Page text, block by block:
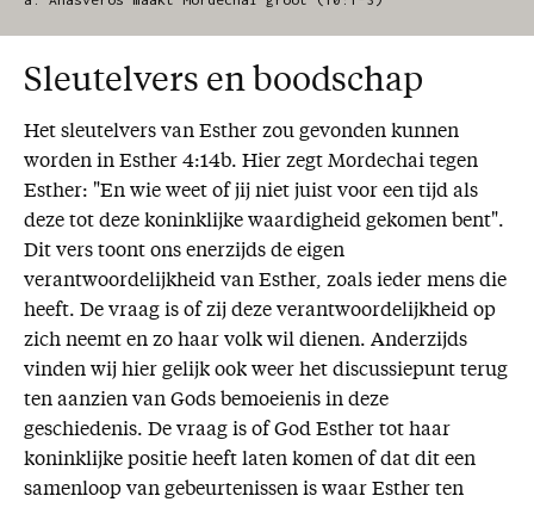
Sleutelvers en boodschap
Het sleutelvers van Esther zou gevonden kunnen
worden in Esther 4:14b. Hier zegt Mordechai tegen
Esther: "En wie weet of jij niet juist voor een tijd als
deze tot deze koninklijke waardigheid gekomen bent".
Dit vers toont ons enerzijds de eigen
verantwoordelijkheid van Esther, zoals ieder mens die
heeft. De vraag is of zij deze verantwoordelijkheid op
zich neemt en zo haar volk wil dienen. Anderzijds
vinden wij hier gelijk ook weer het discussiepunt terug
ten aanzien van Gods bemoeienis in deze
geschiedenis. De vraag is of God Esther tot haar
koninklijke positie heeft laten komen of dat dit een
samenloop van gebeurtenissen is waar Esther ten